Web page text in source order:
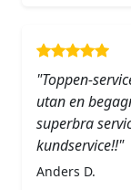
"Toppen-
utan en
superbra
kundservice!!"
Anders D.